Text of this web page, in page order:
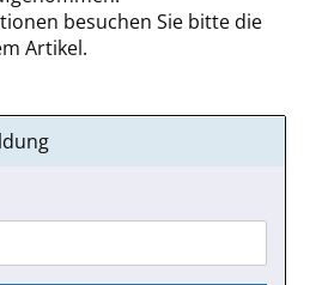
besuchen Sie bitte die
Artikel.